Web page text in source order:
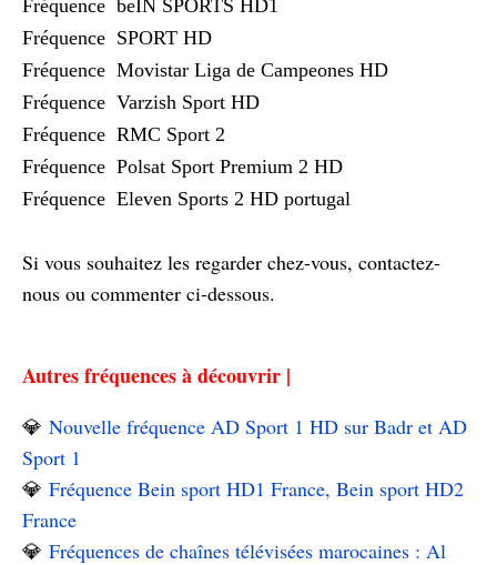
Fréquence beIN SPORTS HD1
Fréquence SPORT HD
Fréquence Movistar Liga de Campeones HD
Fréquence Varzish Sport HD
Fréquence RMC Sport 2
Fréquence Polsat Sport Premium 2 HD
Fréquence Eleven Sports 2 HD portugal
Si vous souhaitez les regarder chez-vous, contactez-
nous ou commenter ci-dessous.
Autres fréquences à découvrir |
💎 Nouvelle fréquence AD Sport 1 HD sur Badr et AD
Sport 1
💎 Fréquence Bein sport HD1 France, Bein sport HD2
France
💎 Fréquences de chaînes télévisées marocaines : Al